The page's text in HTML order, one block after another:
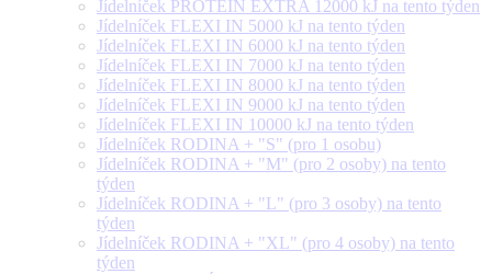
Jídelníček PROTEIN EXTRA 12000 kJ na tento týden
Jídelníček FLEXI IN 5000 kJ na tento týden
Jídelníček FLEXI IN 6000 kJ na tento týden
Jídelníček FLEXI IN 7000 kJ na tento týden
Jídelníček FLEXI IN 8000 kJ na tento týden
Jídelníček FLEXI IN 9000 kJ na tento týden
Jídelníček FLEXI IN 10000 kJ na tento týden
Jídelníček RODINA + "S" (pro 1 osobu)
Jídelníček RODINA + "M" (pro 2 osoby) na tento
týden
Jídelníček RODINA + "L" (pro 3 osoby) na tento
týden
Jídelníček RODINA + "XL" (pro 4 osoby) na tento
týden